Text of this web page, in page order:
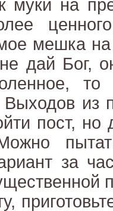
муки на
мешка
дай Бог,
то
Выходов из
пост, но
за